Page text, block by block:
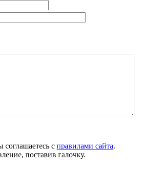
соглашаетесь с правилами сайта.
поставив галочку.